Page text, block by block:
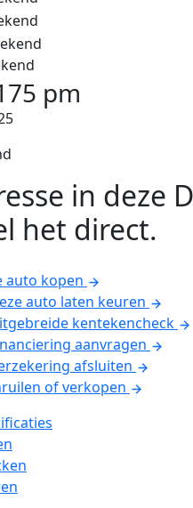
pm
in deze
het direct.
auto kopen
auto laten keuren
kentekencheck
aanvragen
afsluiten
of verkopen